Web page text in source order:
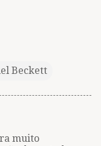
Beckett
muito